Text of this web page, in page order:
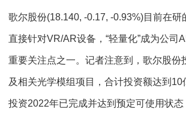
歌尔股份(18.140, -0.17, -0.93%)目前在研
直接针对VR/AR设备，“轻量化”成为公司
重要关注点之一。记者注意到，歌尔股份
及相关光学模组项目，合计投资额达到10
投资2022年已完成并达到预定可使用状